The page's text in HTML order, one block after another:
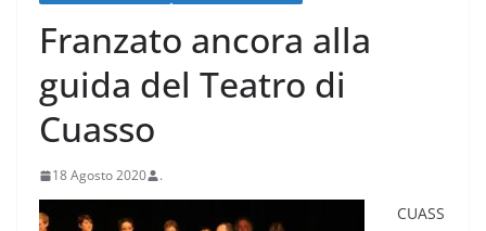
Franzato ancora alla
guida del Teatro di
Cuasso
18 Agosto 2020 .
CUASS